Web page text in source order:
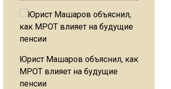
Юрист Машаров объяснил, как
МРОТ влияет на будущие
пенсии